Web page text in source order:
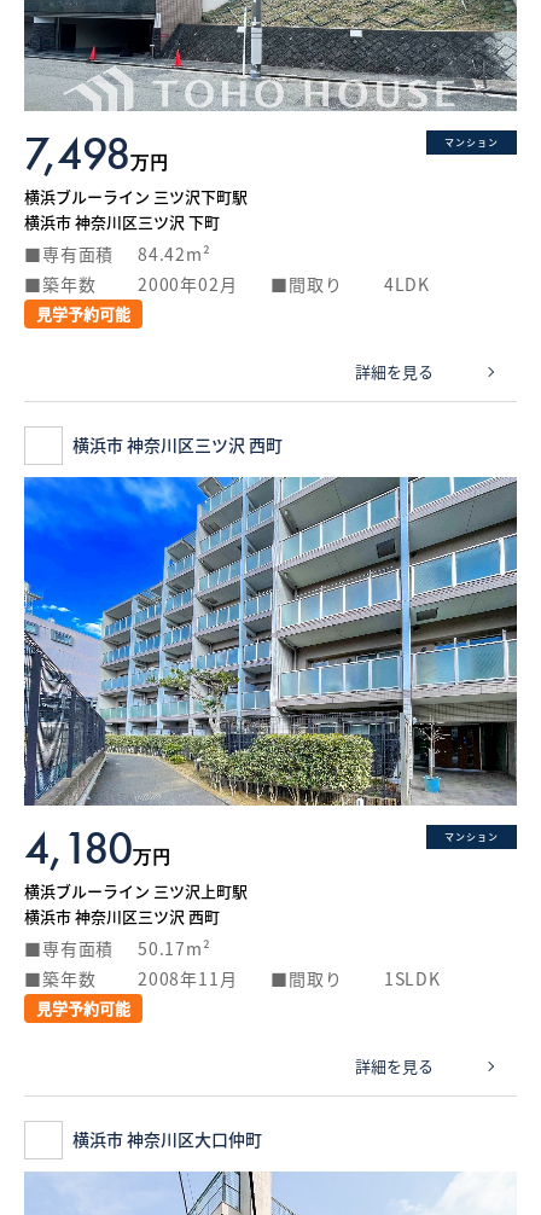
マンション
7,498万円
横浜ブルーライン 三ツ沢下町駅
横浜市 神奈川区三ツ沢 下町
専有面積
84.42m²
築年数
2000年02月 間取り 4LDK
見学予約可能
詳細を見る
横浜市 神奈川区三ツ沢 西町
マンション
4,180万円
横浜ブルーライン 三ツ沢上町駅
横浜市 神奈川区三ツ沢 西町
専有面積
50.17m²
築年数
2008年11月 間取り 1SLDK
見学予約可能
詳細を見る
横浜市 神奈川区大口仲町